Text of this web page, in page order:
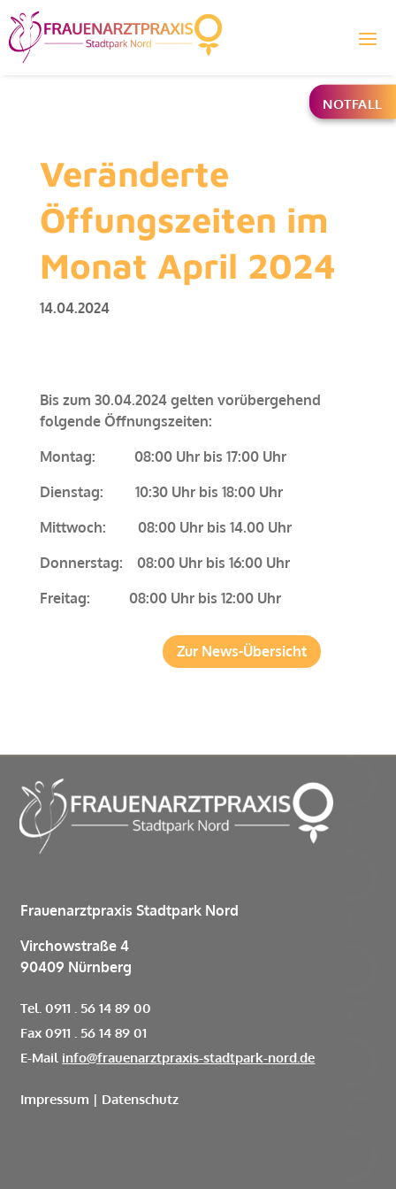
NOTFALL
Veränderte
Öffungszeiten im
Monat April 2024
14.04.2024
Bis zum 30.04.2024 gelten vorübergehend
folgende Öffnungszeiten:
Montag: 08:00 Uhr bis 17:00 Uhr
Dienstag: 10:30 Uhr bis 18:00 Uhr
Mittwoch: 08:00 Uhr bis 14.00 Uhr
Donnerstag: 08:00 Uhr bis 16:00 Uhr
Freitag: 08:00 Uhr bis 12:00 Uhr
Zur News-Übersicht
Frauenarztpraxis Stadtpark Nord
Virchowstraße 4
90409 Nürnberg
Tel. 0911 . 56 14 89 00
Fax 0911 . 56 14 89 01
E-Mail info@frauenarztpraxis-stadtpark-nord.de
Impressum | Datenschutz